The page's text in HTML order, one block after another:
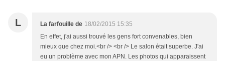
L La farfouille de 18/02/2015 15:35
En effet, j'ai aussi trouvé les gens fort convenables, bien
mieux que chez moi.<br /> <br /> Le salon était superbe. J'ai
eu un problème avec mon APN. Les photos qui apparaissent